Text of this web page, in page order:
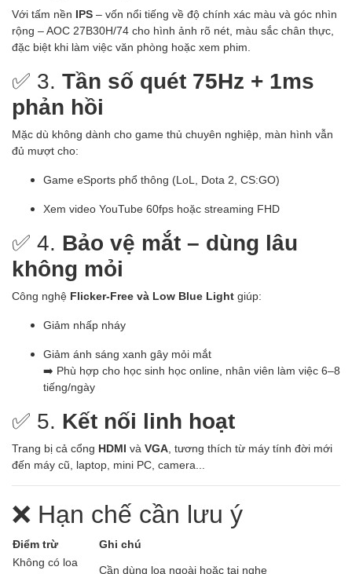
Với tấm nền IPS – vốn nổi tiếng về độ chính xác màu và góc nhìn
rộng – AOC 27B30H/74 cho hình ảnh rõ nét, màu sắc chân thực,
đặc biệt khi làm việc văn phòng hoặc xem phim.
✅ 3. Tần số quét 75Hz + 1ms
phản hồi
Mặc dù không dành cho game thủ chuyên nghiệp, màn hình vẫn
đủ mượt cho:
Game eSports phổ thông (LoL, Dota 2, CS:GO)
Xem video YouTube 60fps hoặc streaming FHD
✅ 4. Bảo vệ mắt – dùng lâu
không mỏi
Công nghệ Flicker-Free và Low Blue Light giúp:
Giảm nhấp nháy
Giảm ánh sáng xanh gây mỏi mắt
➡️ Phù hợp cho học sinh học online, nhân viên làm việc 6–8
tiếng/ngày
✅ 5. Kết nối linh hoạt
Trang bị cả cổng HDMI và VGA , tương thích từ máy tính đời mới
đến máy cũ, laptop, mini PC, camera...
❌ Hạn chế cần lưu ý
Điểm trừ
Ghi chú
Không có loa
Cần dùng loa ngoài hoặc tai nghe